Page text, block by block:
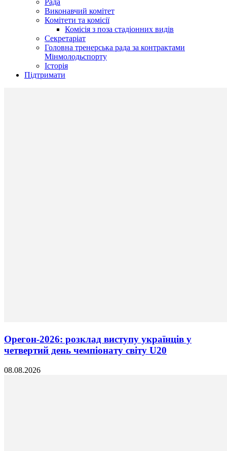
Рада
Виконавчий комітет
Комітети та комісії
Комісія з поза стадіонних видів
Секретаріат
Головна тренерська рада за контрактами
Мінмолодьспорту
Історія
Підтримати
Орегон-2026: розклад виступу українців у
четвертий день чемпіонату світу U20
08.08.2026